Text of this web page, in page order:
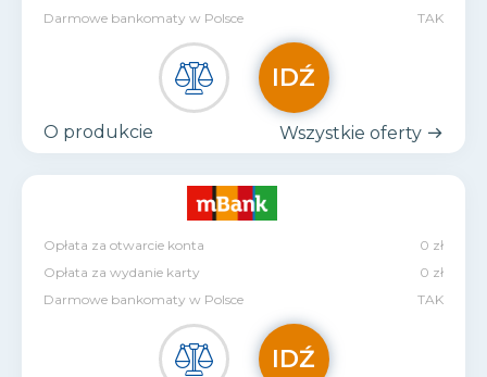
Darmowe bankomaty w Polsce
TAK
IDŹ
O produkcie Wszystkie oferty
Opłata za otwarcie konta
0 zł
Opłata za wydanie karty
0 zł
Darmowe bankomaty w Polsce
TAK
IDŹ